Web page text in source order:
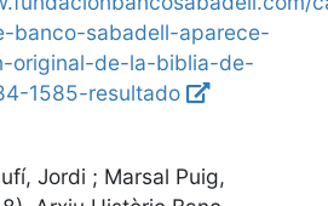
banco-sabadell-aparece-
original-de-la-biblia-de-
1585-resultado
Jordi ; Marsal Puig,